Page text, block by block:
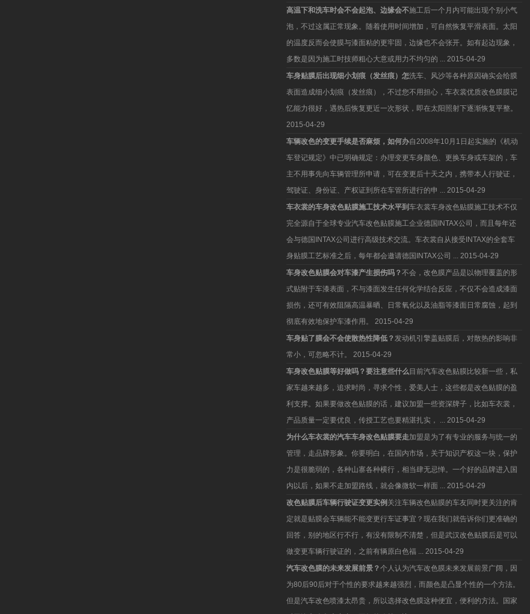
高温下和洗车时会不会起泡、边缘会不施工后一个月内可能出现个别小气
泡，不过这属正常现象。随着使用时间增加，可自然恢复平滑表面。太阳
的温度反而会使膜与漆面粘的更牢固，边缘也不会张开。如有起边现象，
多数是因为施工时技师粗心大意或用力不均匀的 ...
2015-04-29
车身贴膜后出现细小划痕（发丝痕）怎洗车、风沙等各种原因确实会给膜
表面造成细小划痕（发丝痕），不过您不用担心，车衣裳优质改色膜膜记
忆能力很好，遇热后恢复更近一次形状，即在太阳照射下逐渐恢复平整。
2015-04-29
车辆改色的变更手续是否麻烦，如何办自2008年10月1日起实施的《机动
车登记规定》中已明确规定：办理变更车身颜色、更换车身或车架的，车
主不用事先向车辆管理所申请，可在变更后十天之内，携带本人行驶证，
驾驶证、身份证、产权证到所在车管所进行的申 ...
2015-04-29
车衣裳的车身改色贴膜施工技术水平到车衣裳车身改色贴膜施工技术不仅
完全源自于全球专业汽车改色贴膜施工企业德国INTAX公司，而且每年还
会与德国INTAX公司进行高级技术交流。车衣裳自从接受INTAX的全套车
身贴膜工艺标准之后，每年都会邀请德国INTAX公司 ...
2015-04-29
车身改色贴膜会对车漆产生损伤吗？不会，改色膜产品是以物理覆盖的形
式贴附于车漆表面，不与漆面发生任何化学结合反应，不仅不会造成漆面
损伤，还可有效阻隔高温暴晒、日常氧化以及油脂等漆面日常腐蚀，起到
彻底有效地保护车漆作用。
2015-04-29
车身贴了膜会不会使散热性降低？ 发动机引擎盖贴膜后，对散热的影响非
常小，可忽略不计。
2015-04-29
车身改色贴膜等好做吗？要注意些什么目前汽车改色贴膜比较新一些，私
家车越来越多，追求时尚，寻求个性，爱美人士，这些都是改色贴膜的盈
利支撑。如果要做改色贴膜的话，建议加盟一些资深牌子，比如车衣裳，
产品质量一定要优良，传授工艺也要精湛扎实， ...
2015-04-29
为什么车衣裳的汽车车身改色贴膜要走加盟是为了有专业的服务与统一的
管理，走品牌形象。你要明白，在国内市场，关于知识产权这一块，保护
力是很脆弱的，各种山寨各种横行，相当肆无忌惮。一个好的品牌进入国
内以后，如果不走加盟路线，就会像微软一样面 ...
2015-04-29
改色贴膜后车辆行驶证变更实例 关注车辆改色贴膜的车友同时更关注的肯
定就是贴膜会车辆能不能变更行车证事宜？现在我们就告诉你们更准确的
回答，别的地区行不行，有没有限制不清楚，但是武汉改色贴膜后是可以
做变更车辆行驶证的，之前有辆原白色福 ...
2015-04-29
汽车改色膜的未来发展前景？个人认为汽车改色膜未来发展前景广阔，因
为80后90后对于个性的要求越来越强烈，而颜色是凸显个性的一个方法。
但是汽车改色喷漆太昂贵，所以选择改色膜这种便宜，便利的方法。国家